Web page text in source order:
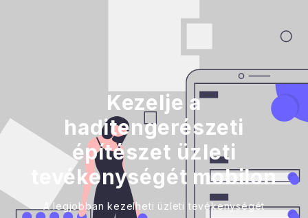
Kezelje a
haditengerészeti
építészet üzleti
tevékenységét mobilon
A legjobban kezelheti üzleti tevékenységét